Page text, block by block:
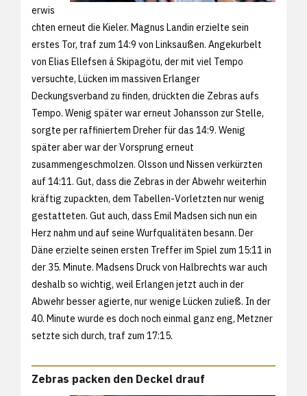
erwis
chten erneut die Kieler. Magnus Landin erzielte sein
erstes Tor, traf zum 14:9 von Linksaußen. Angekurbelt
von Elias Ellefsen á Skipagötu, der mit viel Tempo
versuchte, Lücken im massiven Erlanger
Deckungsverband zu finden, drückten die Zebras aufs
Tempo. Wenig später war erneut Johansson zur Stelle,
sorgte per raffiniertem Dreher für das 14:9. Wenig
später aber war der Vorsprung erneut
zusammengeschmolzen. Olsson und Nissen verkürzten
auf 14:11. Gut, dass die Zebras in der Abwehr weiterhin
kräftig zupackten, dem Tabellen-Vorletzten nur wenig
gestatteten. Gut auch, dass Emil Madsen sich nun ein
Herz nahm und auf seine Wurfqualitäten besann. Der
Däne erzielte seinen ersten Treffer im Spiel zum 15:11 in
der 35. Minute. Madsens Druck von Halbrechts war auch
deshalb so wichtig, weil Erlangen jetzt auch in der
Abwehr besser agierte, nur wenige Lücken zuließ. In der
40. Minute wurde es doch noch einmal ganz eng, Metzner
setzte sich durch, traf zum 17:15.
Zebras packen den Deckel drauf